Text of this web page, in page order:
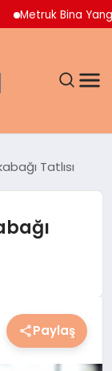
Bina Yangını
Tatlısı
Paylaş